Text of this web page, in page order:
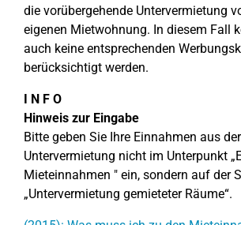
die vorübergehende Untervermietung
eigenen Mietwohnung. In diesem Fall
auch keine entsprechenden
berücksichtigt werden.
I N F O
Hinweis zur Eingabe
Bitte geben Sie Ihre Einnahmen aus der
Untervermietung nicht im Unterpunkt
Mieteinnahmen " ein, sondern auf der
„Untervermietung gemieteter Räume“.